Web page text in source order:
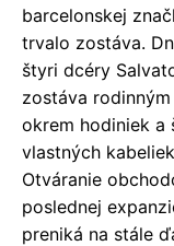
barcelonskej
trvalo zostáva.
štyri dcéry
zostáva
okrem hodiniek a
vlastných
Otváranie
poslednej
preniká na stále